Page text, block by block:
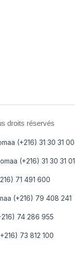
droits réservés
(+216) 31 30 31 00
(+216) 31 30 31 01
71 491 600
(+216) 79 408 241
74 286 955
73 812 100